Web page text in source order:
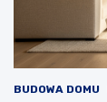
BUDOWA DOMU